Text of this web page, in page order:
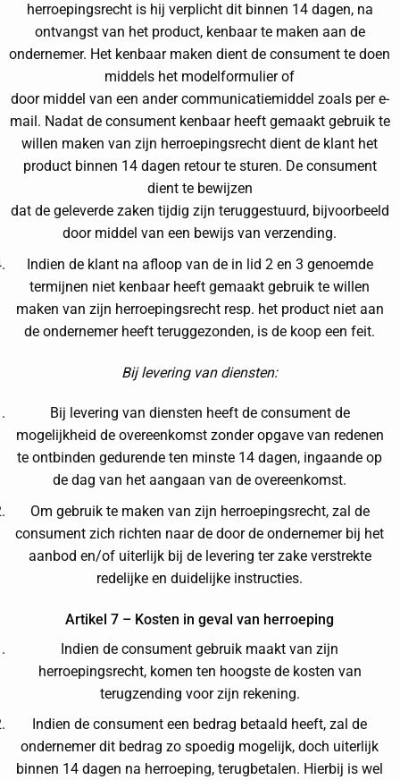
herroepingsrecht is hij verplicht dit binnen 14 dagen, na
ontvangst van het product, kenbaar te maken aan de
ondernemer. Het kenbaar maken dient de consument te doen
middels het modelformulier of
door middel van een ander communicatiemiddel zoals per e-
mail. Nadat de consument kenbaar heeft gemaakt gebruik te
willen maken van zijn herroepingsrecht dient de klant het
product binnen 14 dagen retour te sturen. De consument
dient te bewijzen
dat de geleverde zaken tijdig zijn teruggestuurd, bijvoorbeeld
door middel van een bewijs van verzending.
Indien de klant na afloop van de in lid 2 en 3 genoemde
termijnen niet kenbaar heeft gemaakt gebruik te willen
maken van zijn herroepingsrecht resp. het product niet aan
de ondernemer heeft teruggezonden, is de koop een feit.
Bij levering van diensten:
Bij levering van diensten heeft de consument de
mogelijkheid de overeenkomst zonder opgave van redenen
te ontbinden gedurende ten minste 14 dagen, ingaande op
de dag van het aangaan van de overeenkomst.
Om gebruik te maken van zijn herroepingsrecht, zal de
consument zich richten naar de door de ondernemer bij het
aanbod en/of uiterlijk bij de levering ter zake verstrekte
redelijke en duidelijke instructies.
Artikel 7 – Kosten in geval van herroeping
Indien de consument gebruik maakt van zijn
herroepingsrecht, komen ten hoogste de kosten van
terugzending voor zijn rekening.
Indien de consument een bedrag betaald heeft, zal de
ondernemer dit bedrag zo spoedig mogelijk, doch uiterlijk
binnen 14 dagen na herroeping, terugbetalen. Hierbij is wel